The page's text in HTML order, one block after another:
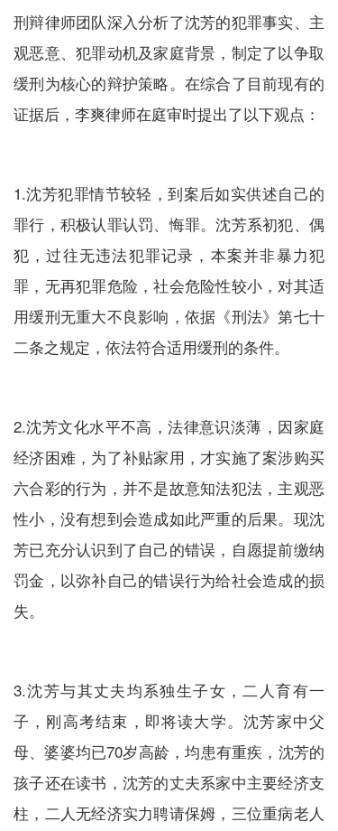
刑辩律师团队深入分析了沈芳的犯罪事实、主
观恶意、犯罪动机及家庭背景，制定了以争取
缓刑为核心的辩护策略。在综合了目前现有的
证据后，李爽律师在庭审时提出了以下观点：
1.沈芳犯罪情节较轻，到案后如实供述自己的
罪行，积极认罪认罚、悔罪。沈芳系初犯、偶
犯，过往无违法犯罪记录，本案并非暴力犯
罪，无再犯罪危险，社会危险性较小，对其适
用缓刑无重大不良影响，依据《刑法》第七十
二条之规定，依法符合适用缓刑的条件。
2.沈芳文化水平不高，法律意识淡薄，因家庭
经济困难，为了补贴家用，才实施了案涉购买
六合彩的行为，并不是故意知法犯法，主观恶
性小，没有想到会造成如此严重的后果。现沈
芳已充分认识到了自己的错误，自愿提前缴纳
罚金，以弥补自己的错误行为给社会造成的损
失。
3.沈芳与其丈夫均系独生子女，二人育有一
子，刚高考结束，即将读大学。沈芳家中父
母、婆婆均已70岁高龄，均患有重疾，沈芳的
孩子还在读书，沈芳的丈夫系家中主要经济支
柱，二人无经济实力聘请保姆，三位重病老人